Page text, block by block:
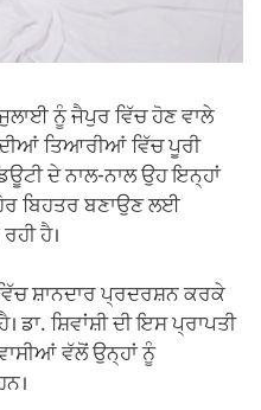
ਨੂੰ ਜੈਪੁਰ ਵਿੱਚ ਹੋਣ ਵਾਲੇ
ਦੀਆਂ ਤਿਆਰੀਆਂ ਵਿੱਚ ਪੂਰੀ
ਦੇ ਨਾਲ-ਨਾਲ ਉਹ ਇਨ੍ਹਾਂ
ਬਿਹਤਰ ਬਣਾਉਣ ਲਈ
ਹੈ।
ਸ਼ਾਨਦਾਰ ਪ੍ਰਦਰਸ਼ਨ ਕਰਕੇ
ਸ਼ਿਵਾਂਸ਼ੀ ਦੀ ਇਸ ਪ੍ਰਾਪਤੀ
ਵੱਲੋਂ ਉਨ੍ਹਾਂ ਨੂੰ